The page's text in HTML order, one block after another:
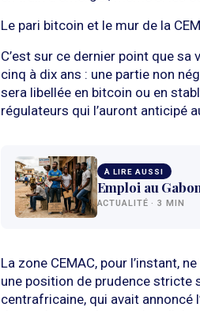
Le pari bitcoin et le mur de la
C’est sur ce dernier point que sa
cinq à dix ans : une partie non
sera libellée en bitcoin ou en
régulateurs qui l’auront anticipé
À LIRE AUSSI
Emploi au
ACTUALITÉ · 3 MIN
La zone CEMAC, pour l’instant,
une position de prudence stricte
centrafricaine, qui avait annoncé